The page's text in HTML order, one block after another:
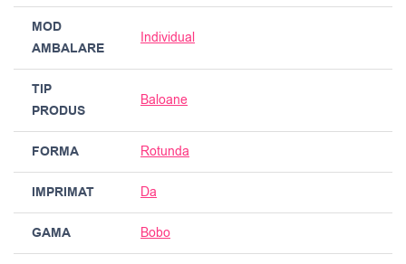
MOD
AMBALARE
Individual
TIP
PRODUS
Baloane
FORMA Rotunda
IMPRIMAT Da
GAMA Bobo